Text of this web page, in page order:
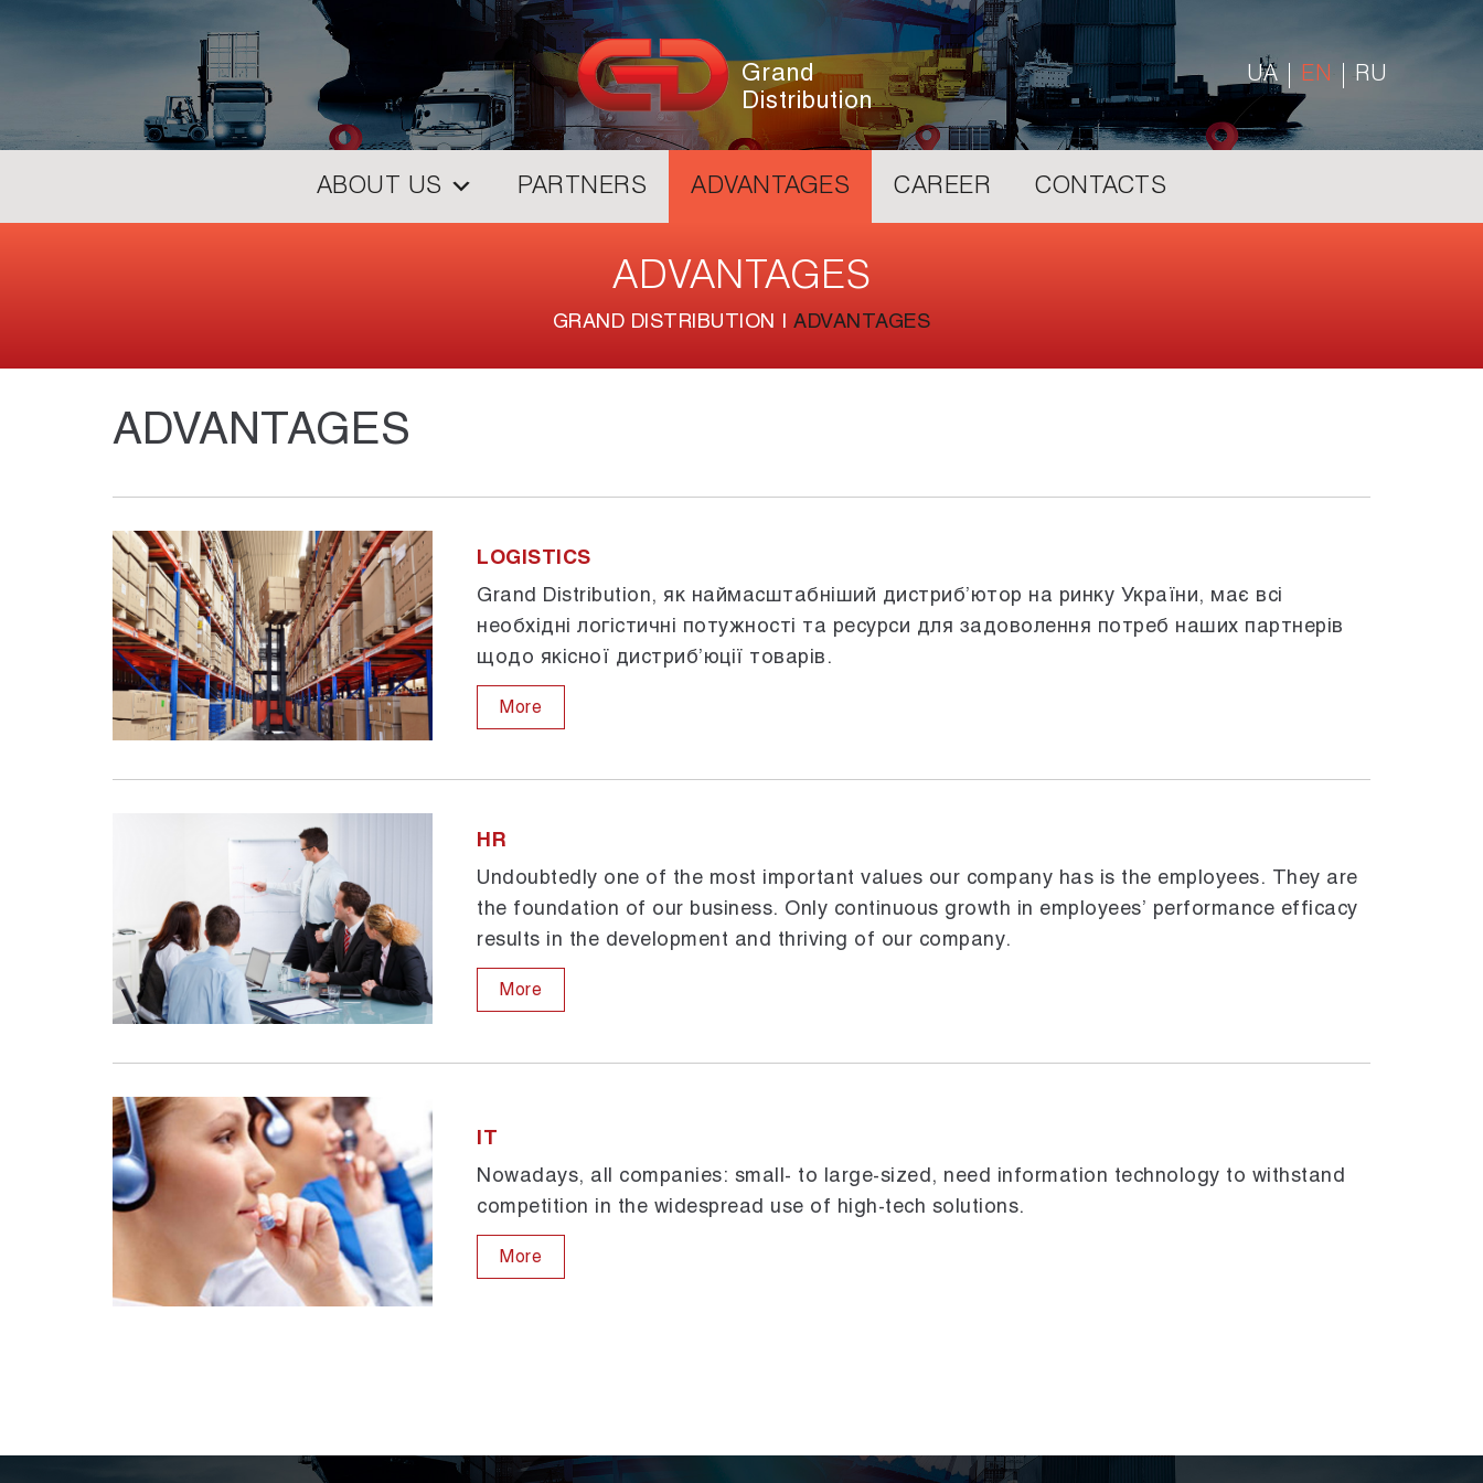
Grand
Distribution
UA EN RU
ABOUT US PARTNERS ADVANTAGES CAREER CONTACTS
ADVANTAGES
GRAND DISTRIBUTION |ADVANTAGES
ADVANTAGES
LOGISTICS
Grand Distribution, як наймасштабніший дистриб’ютор на ринку України, має всі
необхідні логістичні потужності та ресурси для задоволення потреб наших партнерів
щодо якісної дистриб’юції товарів.
More
HR
Undoubtedly one of the most important values our company has is the employees. They are
the foundation of our business. Only continuous growth in employees’ performance efficacy
results in the development and thriving of our company.
More
IT
Nowadays, all companies: small- to large-sized, need information technology to withstand
competition in the widespread use of high-tech solutions.
More